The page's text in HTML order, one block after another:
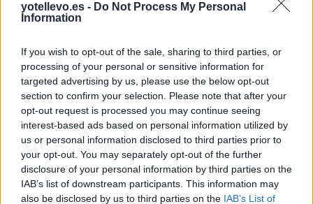
yotellevo.es - Do Not Process My Personal
Information
If you wish to opt-out of the sale, sharing to third parties, or
processing of your personal or sensitive information for
targeted advertising by us, please use the below opt-out
section to confirm your selection. Please note that after your
opt-out request is processed you may continue seeing
interest-based ads based on personal information utilized by
us or personal information disclosed to third parties prior to
your opt-out. You may separately opt-out of the further
disclosure of your personal information by third parties on the
IAB’s list of downstream participants. This information may
also be disclosed by us to third parties on the IAB’s List of
Barcelonaa 50,85
Tarragonaa 133,13
kilómetros
Lleidaa 171,56 kilómetros
Palma de Mallorca
a
228,90 kilómetros
Huescaa 262,74
kilómetros
Castellóna 293,26